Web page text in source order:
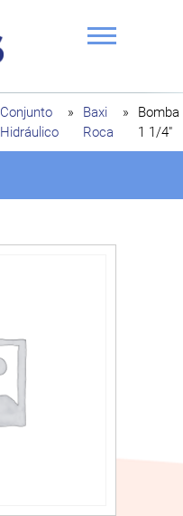
Ragas
Conjunto
Hidráulico
»
Baxi
Roca
»
Bomba
1 1/4″